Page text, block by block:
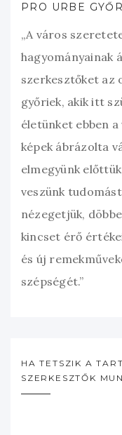
PRO URBE
„A város
hagyományainak
szerkesztőket az
győriek, akik itt
életünket ebben
képek ábrázolta
elmegyünk
veszünk
nézegetjük,
kincset érő
és új
szépségét.”
HA TETSZIK A
SZERKESZTŐK